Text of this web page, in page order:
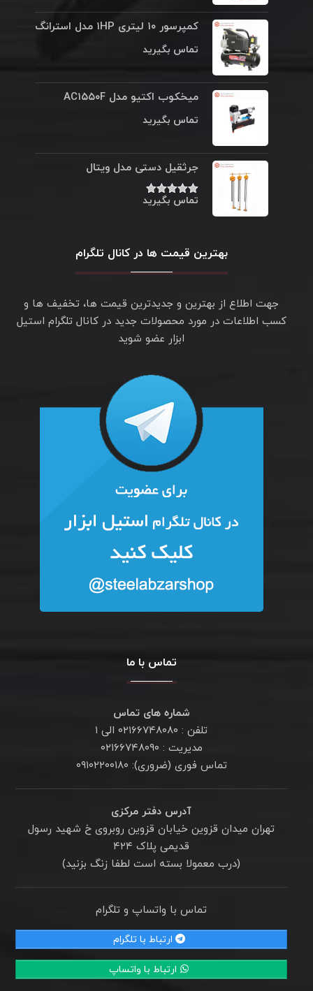
کمپرسور ۱۰ لیتری ۱HP مدل استرانگ
تماس بگیرید
میخکوب اکتیو مدل AC۱۵۵۰F
تماس بگیرید
جرثقیل دستی مدل ویتال
نمره۵.۰۰
تماس بگیرید
بهترین قیمت ها در کانال تلگرام
جهت اطلاع از بهترین و جدیدترین قیمت ها، تخفیف ها و
کسب اطلاعات در مورد محصولات جدید در کانال تلگرام استیل
ابزار عضو شوید
تماس با ما
شماره های تماس
تلفن : ۰۲۱۶۶۷۴۸۰۸۰ الی ۱
مدیریت : ۰۲۱۶۶۷۴۸۰۹۰
تماس فوری (ضروری): ۰۹۱۰۲۲۰۰۱۸۰
آدرس دفتر مرکزی
تهران میدان قزوین خیابان قزوین روبروی خ شهید رسول
قدیمی پلاک ۴۲۴
(درب معمولا بسته است لطفا زنگ بزنید)
تماس با واتساپ و تلگرام
ارتباط با تلگرام
ارتباط با واتساپ